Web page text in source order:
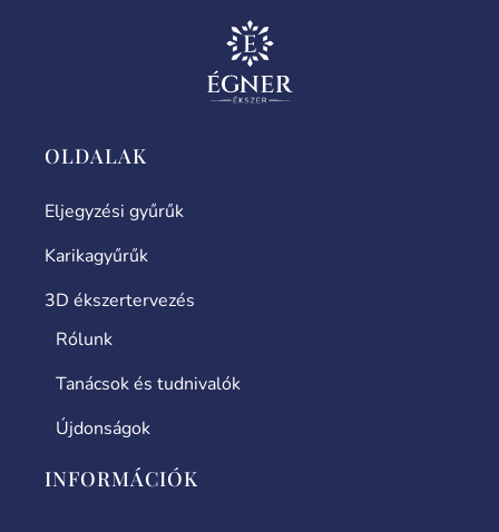
OLDALAK
Eljegyzési gyűrűk
Karikagyűrűk
3D ékszertervezés
Rólunk
Tanácsok és tudnivalók
Újdonságok
INFORMÁCIÓK